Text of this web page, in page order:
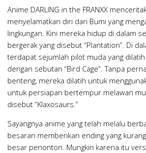
Anime DARLING in the FRANXX
menyelamatkan diri dari Bumi yang
lingkungan. Kini mereka hidup di dalam
bergerak yang disebut “Plantation”. Di
terdapat sejumlah pilot muda yang
dengan sebutan “Bird Cage”. Tanpa
benteng, mereka dilatih untuk
untuk persiapan bertempur melawan
disebut “Klaxosaurs.”
Sayangnya anime yang telah melalu
besaran memberikan ending yang
besar penonton. Mungkin karena itu